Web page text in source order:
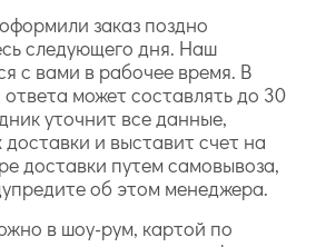
заказ поздно
следующего дня. Наш
с вами в рабочее время. В
может составлять до 30
уточнит все данные,
и выставит счет на
доставки путем самовывоза,
об этом менеджера.
в шоу-рум, картой по